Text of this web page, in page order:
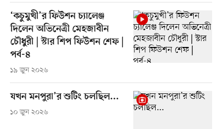
‘কচুমুখী’র ফিউশন চ্যালেঞ্জ
দিলেন অভিনেত্রী মেহজাবীন
চৌধুরী | স্টার শিপ ফিউশন শেফ |
পর্ব-৪
১৯ জুন ২০২৬
যখন মনপুরা’র শুটিং চলছিল...
১০ জুন ২০২৬